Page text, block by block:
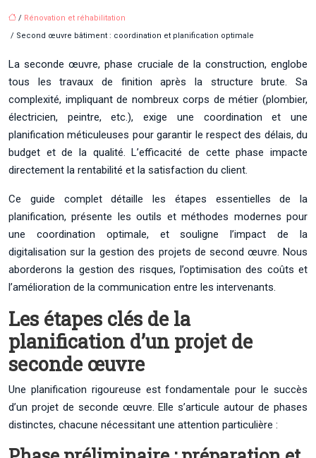
/ Rénovation et réhabilitation
/ Second œuvre bâtiment : coordination et planification optimale
La seconde œuvre, phase cruciale de la construction, englobe
tous les travaux de finition après la structure brute. Sa
complexité, impliquant de nombreux corps de métier (plombier,
électricien, peintre, etc.), exige une coordination et une
planification méticuleuses pour garantir le respect des délais, du
budget et de la qualité. L’efficacité de cette phase impacte
directement la rentabilité et la satisfaction du client.
Ce guide complet détaille les étapes essentielles de la
planification, présente les outils et méthodes modernes pour
une coordination optimale, et souligne l’impact de la
digitalisation sur la gestion des projets de second œuvre. Nous
aborderons la gestion des risques, l’optimisation des coûts et
l’amélioration de la communication entre les intervenants.
Les étapes clés de la
planification d’un projet de
seconde œuvre
Une planification rigoureuse est fondamentale pour le succès
d’un projet de seconde œuvre. Elle s’articule autour de phases
distinctes, chacune nécessitant une attention particulière :